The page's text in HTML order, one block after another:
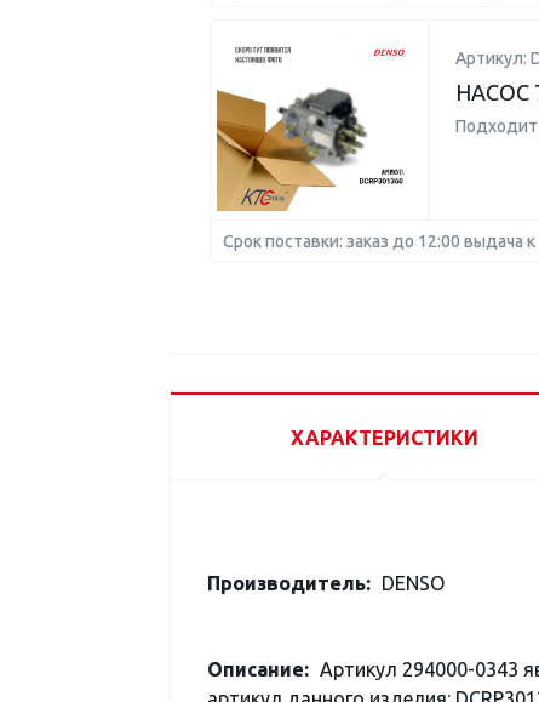
Артикул:
НАСОС
Подходит
Срок поставки: заказ до 12:00 выдача к
ХАРАКТЕРИСТИКИ
Производитель: DENSO
Описание: Артикул 294000-0343